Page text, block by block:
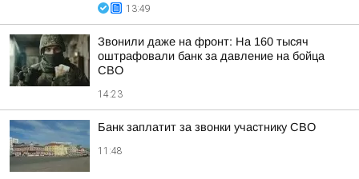
13:49
Звонили даже на фронт: На 160 тысяч
оштрафовали банк за давление на бойца
СВО
14:23
Банк заплатит за звонки участнику СВО
11:48